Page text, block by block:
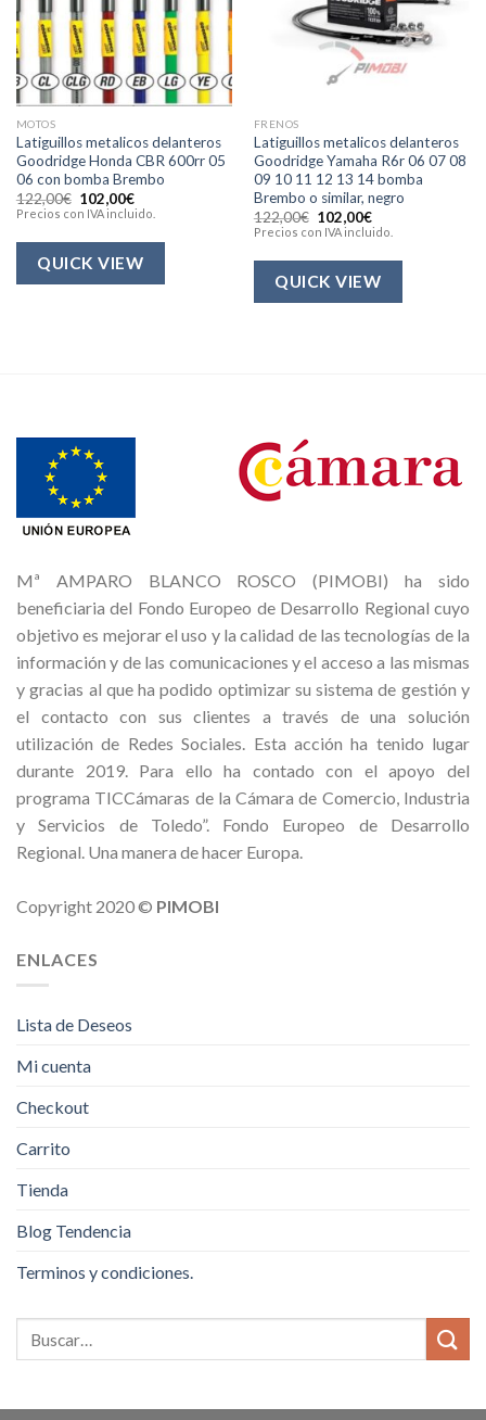
MOTOS
Latiguillos metalicos delanteros
Goodridge Honda CBR 600rr 05
06 con bomba Brembo
122,00€ El
precio
era:
122,00€.
102,00€El
precio
es:
102,00€.
Precios con IVA incluido.
QUICK VIEW
FRENOS
Latiguillos metalicos delanteros
Goodridge Yamaha R6r 06 07 08
09 10 11 12 13 14 bomba
Brembo o similar, negro
122,00€ El
precio
era:
122,00€.
102,00€El
precio
es:
102,00€.
Precios con IVA incluido.
QUICK VIEW
Mª AMPARO BLANCO ROSCO (PIMOBI) ha sido
beneficiaria del Fondo Europeo de Desarrollo Regional cuyo
objetivo es mejorar el uso y la calidad de las tecnologías de la
información y de las comunicaciones y el acceso a las mismas
y gracias al que ha podido optimizar su sistema de gestión y
el contacto con sus clientes a través de una solución
utilización de Redes Sociales. Esta acción ha tenido lugar
durante 2019. Para ello ha contado con el apoyo del
programa TICCámaras de la Cámara de Comercio, Industria
y Servicios de Toledo”. Fondo Europeo de Desarrollo
Regional. Una manera de hacer Europa.
Copyright 2020 © PIMOBI
ENLACES
Lista de Deseos
Mi cuenta
Checkout
Carrito
Tienda
Blog Tendencia
Terminos y condiciones.